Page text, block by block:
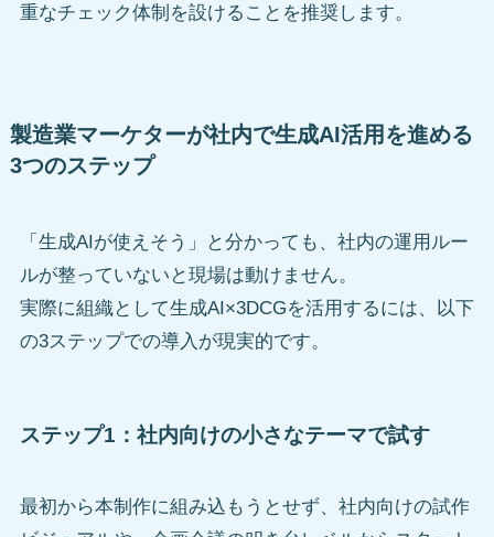
重なチェック体制を設けることを推奨します。
製造業マーケターが社内で生成AI活用を進める
3つのステップ
「生成AIが使えそう」と分かっても、社内の運用ルー
ルが整っていないと現場は動けません。
実際に組織として生成AI×3DCGを活用するには、以下
の3ステップでの導入が現実的です。
ステップ1：社内向けの小さなテーマで試す
最初から本制作に組み込もうとせず、社内向けの試作